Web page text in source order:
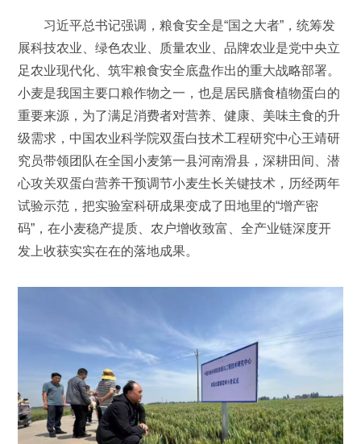
习近平总书记强调，粮食安全是“国之大者”，统筹发
展科技农业、绿色农业、质量农业、品牌农业是党中央立
足农业现代化、筑牢粮食安全底盘作出的重大战略部署。
小麦是我国主要口粮作物之一，也是居民膳食植物蛋白的
重要来源，为了满足消费者对营养、健康、美味主食的升
级需求，中国农业科学院双蛋白技术工程研究中心王靖研
究员带领团队在全国小麦第一县河南滑县，深耕田间、潜
心攻关双蛋白营养干预调节小麦生长关键技术，历经两年
试验示范，把实验室科研成果变成了田地里的“增产密
码”，在小麦稳产提质、农户增收致富、全产业链深度开
发上收获实实在在的落地成果。